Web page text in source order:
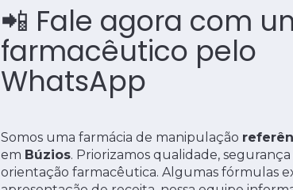
Somos uma farmácia de manipulação
em Búzios. Priorizamos qualidade, segurança
orientação farmacêutica. Algumas fórmulas
📲 Fale agora com
farmacêutico pelo
WhatsApp